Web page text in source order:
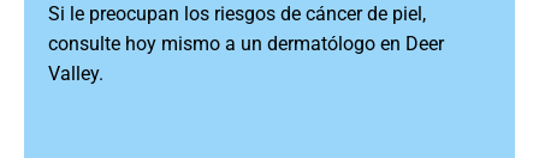
Si le preocupan los riesgos de cáncer de piel,
consulte hoy mismo a un dermatólogo en Deer
Valley.